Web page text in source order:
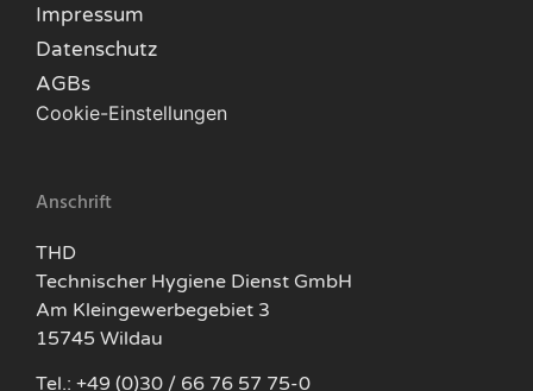
Impressum
Datenschutz
AGBs
Cookie-Einstellungen
Anschrift
THD
Technischer Hygiene Dienst GmbH
Am Kleingewerbegebiet 3
15745 Wildau
Tel.: +49 (0)30 / 66 76 57 75-0